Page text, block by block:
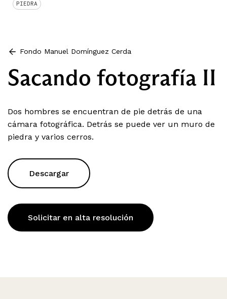
PIEDRA
Fondo Manuel Domínguez Cerda
Sacando fotografía II
Dos hombres se encuentran de pie detrás de una
cámara fotográfica. Detrás se puede ver un muro de
piedra y varios cerros.
Descargar
Solicitar en alta resolución